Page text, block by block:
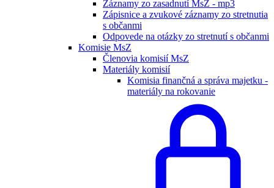
Záznamy zo zasadnutí MsZ - mp3
Zápisnice a zvukové záznamy zo stretnutia
s občanmi
Odpovede na otázky zo stretnutí s občanmi
Komisie MsZ
Členovia komisií MsZ
Materiály komisií
Komisia finančná a správa majetku -
materiály na rokovanie